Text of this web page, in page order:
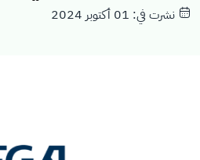
نشرت في: 01 أكتوبر 2024